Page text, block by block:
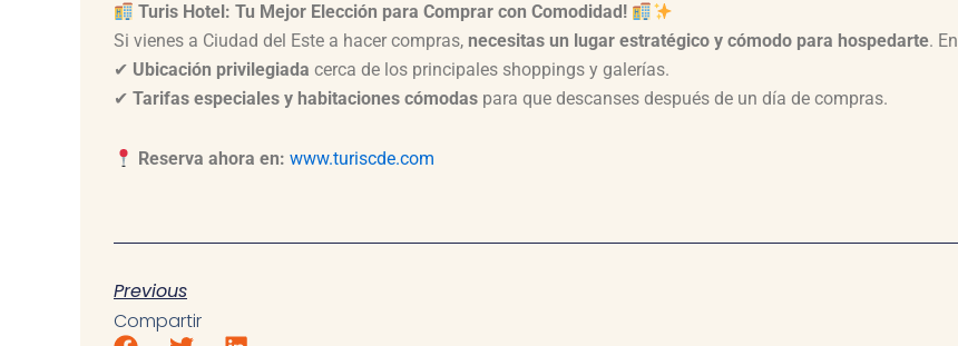
Turis Hotel: Tu Mejor Elección para Comprar con Comodidad!
Si vienes a Ciudad del Este a hacer compras, necesitas un lugar estratégico y cómodo para hospedarte. En
✔ Ubicación privilegiada cerca de los principales shoppings y galerías.
✔ Tarifas especiales y habitaciones cómodas para que descanses después de un día de compras.
Reserva ahora en: www.turiscde.com
Previous
Compartir